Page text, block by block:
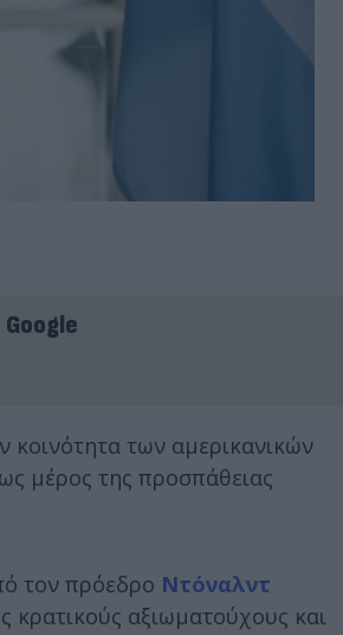
Google
των αμερικανικών
μέρος της προσπάθειας
τον πρόεδρο Ντόναλντ
κρατικούς αξιωματούχους και